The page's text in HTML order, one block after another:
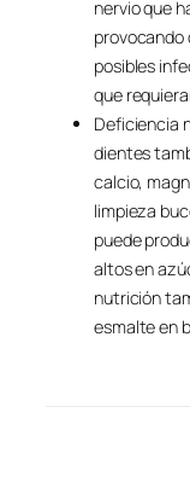
nervio que
provocando
posibles
que
Deficiencia
dientes
calcio,
limpieza
puede
altos en
nutrición
esmalte en